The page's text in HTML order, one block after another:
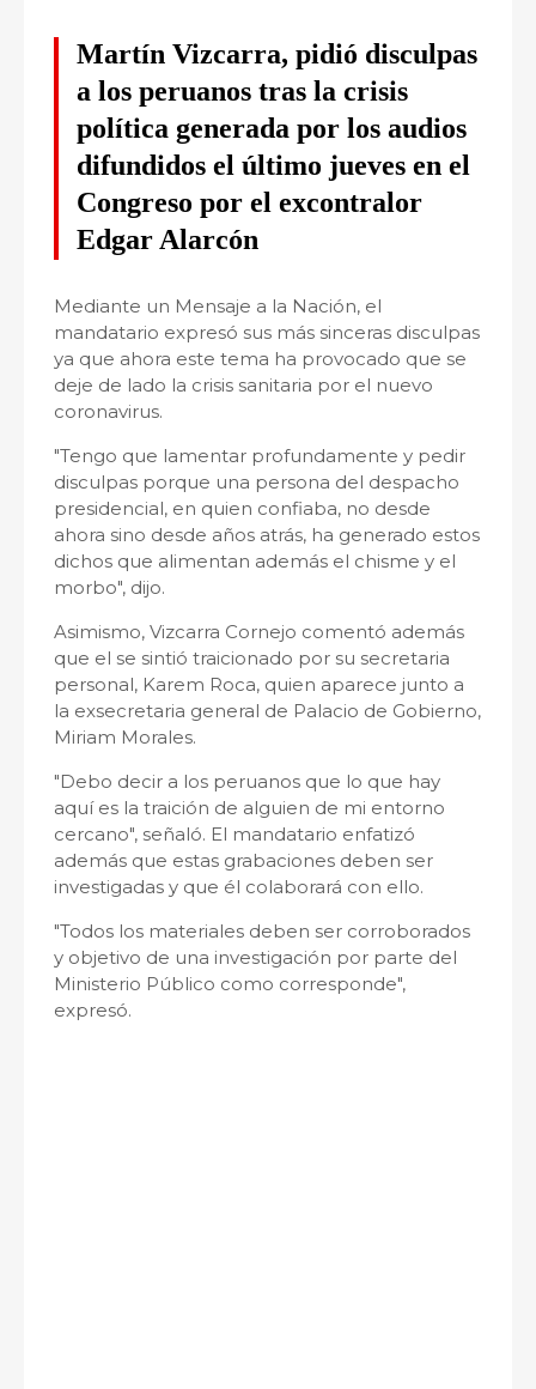
Martín Vizcarra, pidió disculpas
a los peruanos tras la crisis
política generada por los audios
difundidos el último jueves en el
Congreso por el excontralor
Edgar Alarcón
Mediante un Mensaje a la Nación, el
mandatario expresó sus más sinceras disculpas
ya que ahora este tema ha provocado que se
deje de lado la crisis sanitaria por el nuevo
coronavirus.
"Tengo que lamentar profundamente y pedir
disculpas porque una persona del despacho
presidencial, en quien confiaba, no desde
ahora sino desde años atrás, ha generado estos
dichos que alimentan además el chisme y el
morbo", dijo.
Asimismo, Vizcarra Cornejo comentó además
que el se sintió traicionado por su secretaria
personal, Karem Roca, quien aparece junto a
la exsecretaria general de Palacio de Gobierno,
Miriam Morales.
"Debo decir a los peruanos que lo que hay
aquí es la traición de alguien de mi entorno
cercano", señaló. El mandatario enfatizó
además que estas grabaciones deben ser
investigadas y que él colaborará con ello.
"Todos los materiales deben ser corroborados
y objetivo de una investigación por parte del
Ministerio Público como corresponde",
expresó.